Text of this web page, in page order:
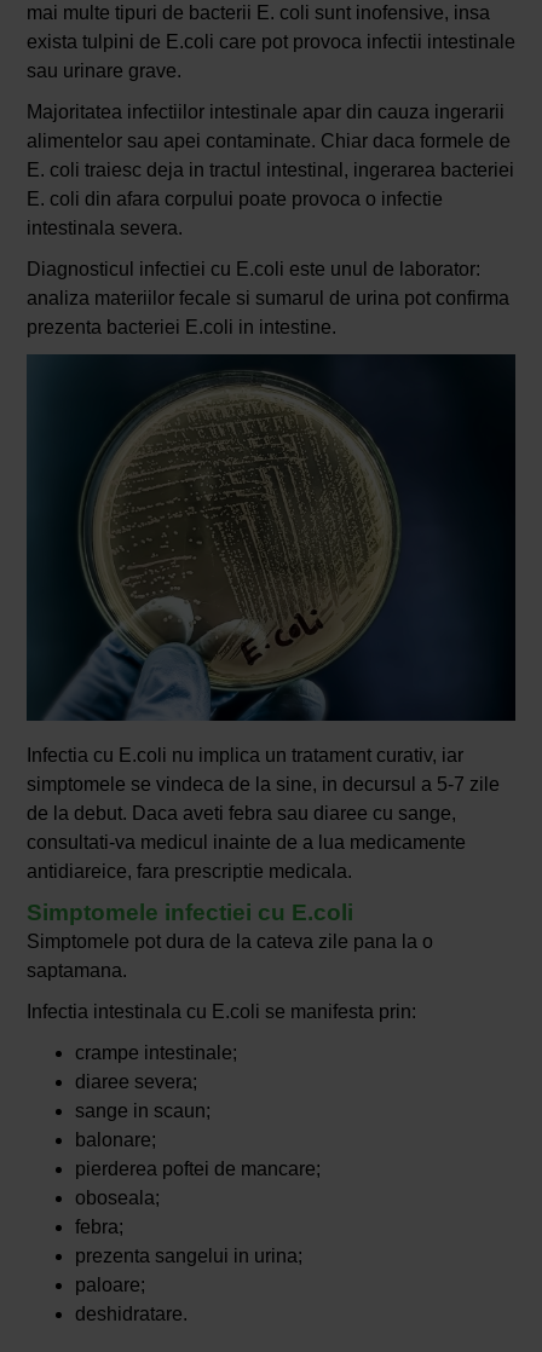
mai multe tipuri de bacterii E. coli sunt inofensive, insa
exista tulpini de E.coli care pot provoca infectii intestinale
sau urinare grave.
Majoritatea infectiilor intestinale apar din cauza ingerarii
alimentelor sau apei contaminate. Chiar daca formele de
E. coli traiesc deja in tractul intestinal, ingerarea bacteriei
E. coli din afara corpului poate provoca o infectie
intestinala severa.
Diagnosticul infectiei cu E.coli este unul de laborator:
analiza materiilor fecale si sumarul de urina pot confirma
prezenta bacteriei E.coli in intestine.
Infectia cu E.coli nu implica un tratament curativ, iar
simptomele se vindeca de la sine, in decursul a 5-7 zile
de la debut. Daca aveti febra sau diaree cu sange,
consultati-va medicul inainte de a lua medicamente
antidiareice, fara prescriptie medicala.
Simptomele infectiei cu E.coli
Simptomele pot dura de la cateva zile pana la o
saptamana.
Infectia intestinala cu E.coli se manifesta prin:
crampe intestinale;
diaree severa;
sange in scaun;
balonare;
pierderea poftei de mancare;
oboseala;
febra;
prezenta sangelui in urina;
paloare;
deshidratare.